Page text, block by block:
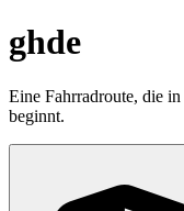
ghde
Eine Fahrradroute, die in
beginnt.